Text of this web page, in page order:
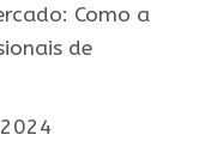
Como a
de